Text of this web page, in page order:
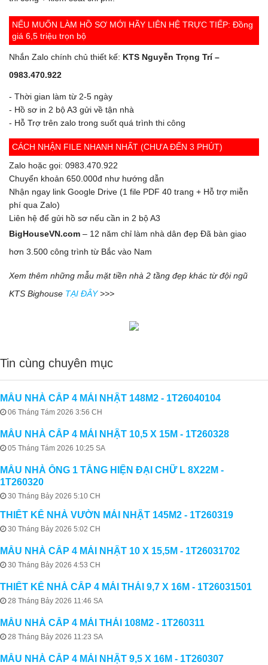
NẾU MUỐN LÀM HỒ SƠ MỚI HÃY LIÊN HỆ TRỰC TIẾP: Đồng
giá 6,5 triệu trọn bộ
Nhắn Zalo chính chủ thiết kế: KTS Nguyễn Trọng Trí –
0983.470.922
- Thời gian làm từ 2-5 ngày
- Hồ sơ in 2 bộ A3 gửi về tận nhà
- Hỗ Trợ trên zalo trong suốt quá trình thi công
CÁCH NHẬN FILE NHANH NHẤT (CHƯA ĐẾN 3 PHÚT)
Zalo hoặc gọi: 0983.470.922
Chuyển khoản 650.000đ như hướng dẫn
Nhận ngay link Google Drive (1 file PDF 40 trang + Hỗ trợ miễn
phí qua Zalo)
Liên hệ để gửi hồ sơ nếu cần in 2 bộ A3
BigHouseVN.com – 12 năm chỉ làm nhà dân đẹp Đã bàn giao
hơn 3.500 công trình từ Bắc vào Nam
Xem thêm những mẫu mặt tiền nhà 2 tầng đẹp khác từ đội ngũ
KTS Bighouse TẠI ĐÂY>>>
Tin cùng chuyên mục
MẪU NHÀ CẤP 4 MÁI NHẬT 148M2 - 1T26040104
06 Tháng Tám 2026 3:56 CH
MẪU NHÀ CẤP 4 MÁI NHẬT 10,5 X 15M - 1T260328
05 Tháng Tám 2026 10:25 SA
MẪU NHÀ ỐNG 1 TẦNG HIỆN ĐẠI CHỮ L 8X22M -
1T260320
30 Tháng Bảy 2026 5:10 CH
THIẾT KẾ NHÀ VƯỜN MÁI NHẬT 145M2 - 1T260319
30 Tháng Bảy 2026 5:02 CH
MẪU NHÀ CẤP 4 MÁI NHẬT 10 X 15,5M - 1T26031702
30 Tháng Bảy 2026 4:53 CH
THIẾT KẾ NHÀ CẤP 4 MÁI THÁI 9,7 X 16M - 1T26031501
28 Tháng Bảy 2026 11:46 SA
MẪU NHÀ CẤP 4 MÁI THÁI 108M2 - 1T260311
28 Tháng Bảy 2026 11:23 SA
MẪU NHÀ CẤP 4 MÁI NHẬT 9,5 X 16M - 1T260307